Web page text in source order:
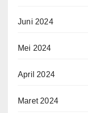
Juni 2024
Mei 2024
April 2024
Maret 2024